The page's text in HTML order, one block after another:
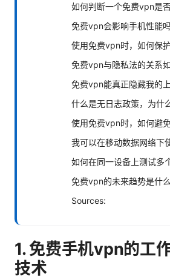
如何判断一个免费vpn是
免费vpn会影响手机性能吗
使用免费vpn时，如何保
免费vpn与隐私法的关系如
免费vpn能真正隐藏我的
什么是无日志政策，为什
使用免费vpn时，如何避
我可以在移动数据网络下
如何在同一设备上测试多
免费vpn的未来趋势是什么
Sources:
1. 免费手机vpn的工
技术